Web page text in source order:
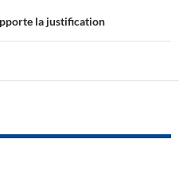
la justification